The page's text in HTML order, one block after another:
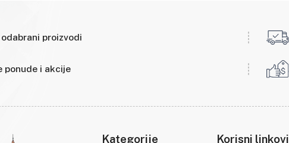
proizvodi
ponude i akcije
Kategorije Korisni linkovi